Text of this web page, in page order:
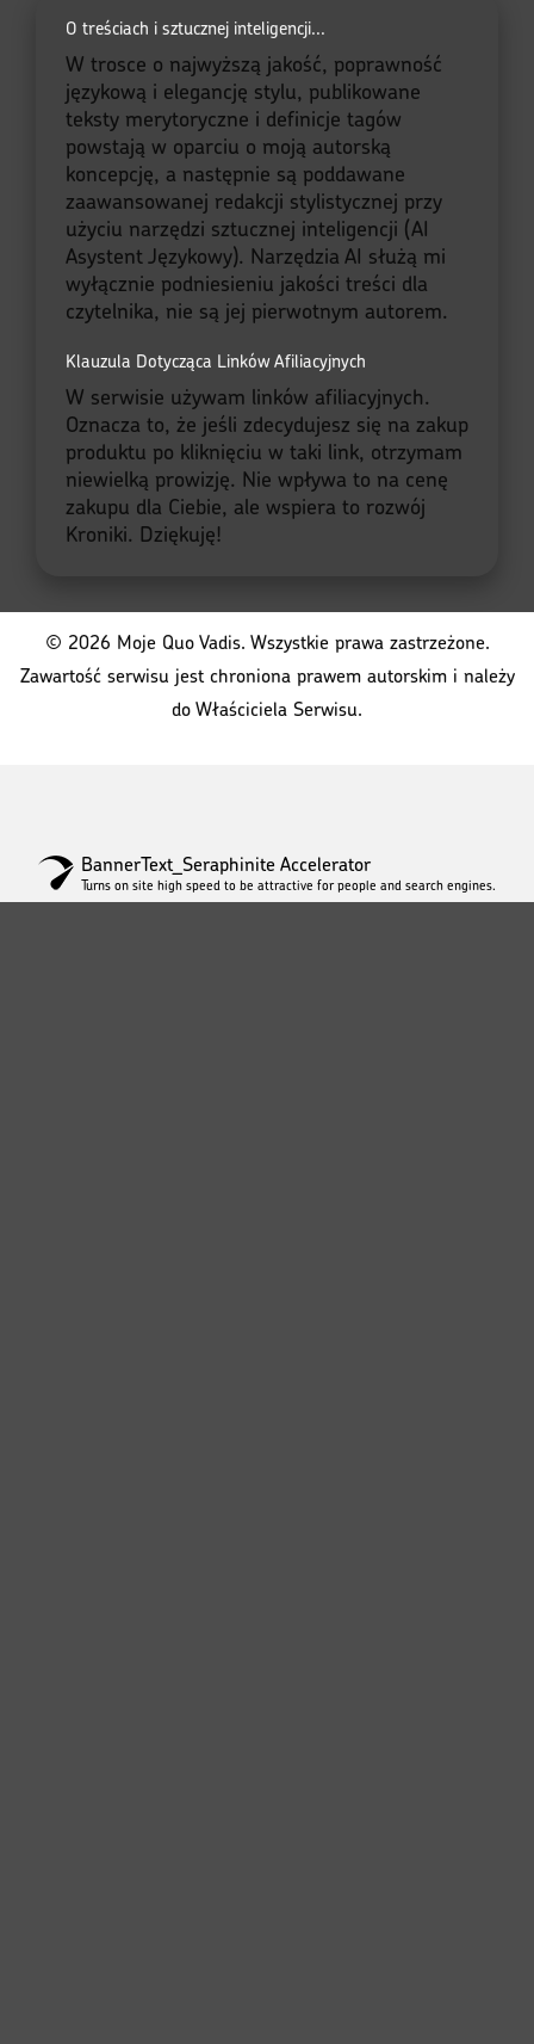
O treściach i sztucznej inteligencji...
W trosce o najwyższą jakość, poprawność
językową i elegancję stylu, publikowane
teksty merytoryczne i definicje tagów
powstają w oparciu o moją autorską
koncepcję, a następnie są poddawane
zaawansowanej redakcji stylistycznej przy
użyciu narzędzi sztucznej inteligencji (AI
Asystent Językowy). Narzędzia AI służą mi
wyłącznie podniesieniu jakości treści dla
czytelnika, nie są jej pierwotnym autorem.
Klauzula Dotycząca Linków Afiliacyjnych
W serwisie używam linków afiliacyjnych.
Oznacza to, że jeśli zdecydujesz się na zakup
produktu po kliknięciu w taki link, otrzymam
niewielką prowizję. Nie wpływa to na cenę
zakupu dla Ciebie, ale wspiera to rozwój
Kroniki. Dziękuję!
© 2026 Moje Quo Vadis. Wszystkie prawa zastrzeżone.
Zawartość serwisu jest chroniona prawem autorskim i należy
do Właściciela Serwisu.
BannerText_Seraphinite Accelerator
Turns on site high speed to be attractive for people and search engines.